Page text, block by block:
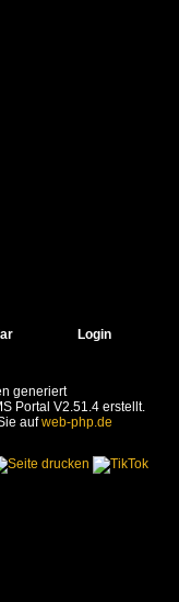
Login
generiert
Portal V2.51.4 erstellt.
aufweb-php.de